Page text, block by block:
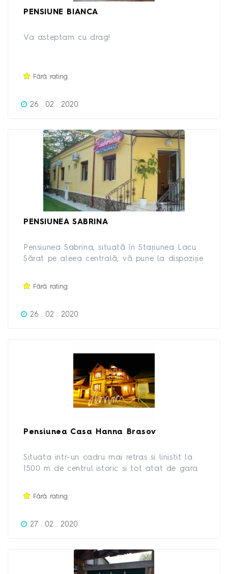
PENSIUNE BIANCA
Va asteptam cu drag!
Fără rating.
26 . 02 . 2020
PENSIUNEA SABRINA
Pensiunea Sabrina, situată în Stațiunea Lacu
Sărat pe aleea centrală, vă pune la dispoziție
loc de joacă special amenajat pentru copii.
Fără rating.
26 . 02 . 2020
Pensiunea Casa Hanna Brasov
Situata intr-un cadru mai retras si linistit la
1500 m de centrul istoric si tot atat de gara
bran, Risnov, pensiunea Hanna este ideala
cateva zile de neuitat, intr-un oras plin cu
Fără rating.
27 . 02 . 2020